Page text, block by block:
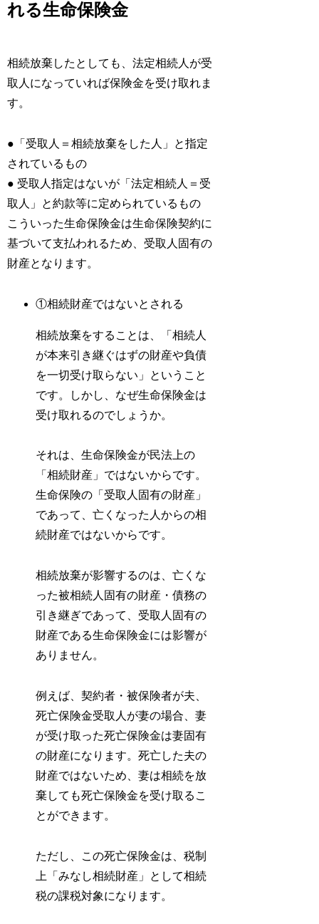
れる生命保険金
相続放棄したとしても、法定相続人が受
取人になっていれば保険金を受け取れま
す。
●「受取人＝相続放棄をした人」と指定
されているもの
● 受取人指定はないが「法定相続人＝受
取人」と約款等に定められているもの
こういった生命保険金は生命保険契約に
基づいて支払われるため、受取人固有の
財産となります。
①相続財産ではないとされる
相続放棄をすることは、「相続人
が本来引き継ぐはずの財産や負債
を一切受け取らない」ということ
です。しかし、なぜ生命保険金は
受け取れるのでしょうか。
それは、生命保険金が民法上の
「相続財産」ではないからです。
生命保険の「受取人固有の財産」
であって、亡くなった人からの相
続財産ではないからです。
相続放棄が影響するのは、亡くな
った被相続人固有の財産・債務の
引き継ぎであって、受取人固有の
財産である生命保険金には影響が
ありません。
例えば、契約者・被保険者が夫、
死亡保険金受取人が妻の場合、妻
が受け取った死亡保険金は妻固有
の財産になります。死亡した夫の
財産ではないため、妻は相続を放
棄しても死亡保険金を受け取るこ
とができます。
ただし、この死亡保険金は、税制
上「みなし相続財産」として相続
税の課税対象になります。